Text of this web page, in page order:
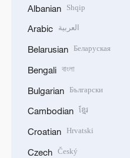
Albanian Shqip
Arabic العربية
Belarusian Беларуская
Bengali বাংলা
Bulgarian Български
Cambodian ខ្មែរ
Croatian Hrvatski
Czech Český